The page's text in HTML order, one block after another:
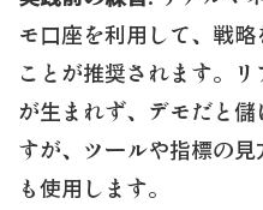
モ口座を利用して、戦
ことが推奨されます。
が生まれず、デモだと
すが、ツールや指標の
も使用します。